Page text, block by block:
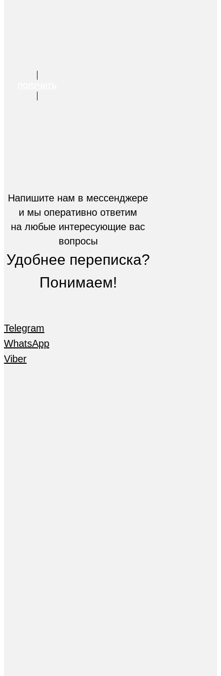
Напишите нам в мессенджере
и мы оперативно ответим
на любые интересующие вас
вопросы
Удобнее переписка?
Понимаем!
Telegram
WhatsApp
Viber